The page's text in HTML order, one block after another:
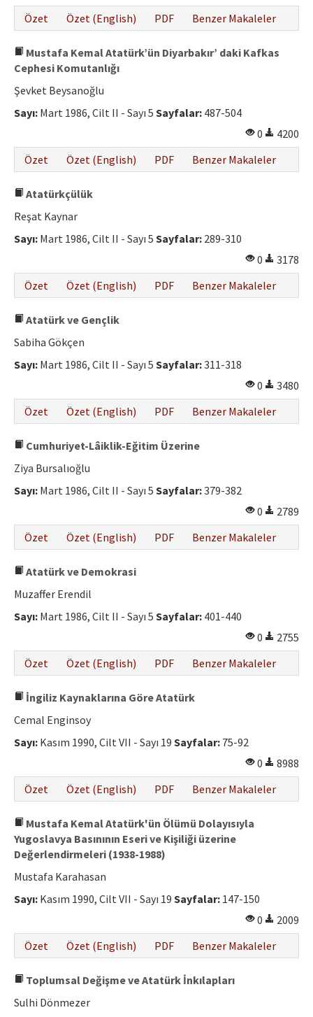
Özet Özet (English) PDF Benzer Makaleler
Mustafa Kemal Atatürk’ün Diyarbakır’ daki Kafkas
Cephesi Komutanlığı
Şevket Beysanoğlu
Sayı: Mart 1986, Cilt II - Sayı 5 Sayfalar: 487-504
0
4200
Özet
Özet (English) PDF Benzer Makaleler
Atatürkçülük
Reşat Kaynar
Sayı: Mart 1986, Cilt II - Sayı 5 Sayfalar: 289-310
0
3178
Özet
Özet (English) PDF Benzer Makaleler
Atatürk ve Gençlik
Sabiha Gökçen
Sayı: Mart 1986, Cilt II - Sayı 5 Sayfalar:311-318
0
3480
Özet
Özet (English) PDF Benzer Makaleler
Cumhuriyet-Lâiklik-Eğitim Üzerine
Ziya Bursalıoğlu
Sayı: Mart 1986, Cilt II - Sayı 5 Sayfalar:379-382
0
2789
Özet
Özet (English) PDF Benzer Makaleler
Atatürk ve Demokrasi
Muzaffer Erendil
Sayı: Mart 1986, Cilt II - Sayı 5 Sayfalar: 401-440
0
2755
Özet
Özet (English) PDF Benzer Makaleler
İngiliz Kaynaklarına Göre Atatürk
Cemal Enginsoy
Sayı: Kasım 1990, Cilt VII - Sayı 19 Sayfalar: 75-92
0
8988
Özet
Özet (English) PDF Benzer Makaleler
Mustafa Kemal Atatürk'ün Ölümü Dolayısıyla
Yugoslavya Basınının Eseri ve Kişiliği üzerine
Değerlendirmeleri (1938-1988)
Mustafa Karahasan
Sayı: Kasım 1990, Cilt VII - Sayı 19 Sayfalar: 147-150
0
2009
Özet
Özet (English) PDF Benzer Makaleler
Toplumsal Değişme ve Atatürk İnkılapları
Sulhi Dönmezer